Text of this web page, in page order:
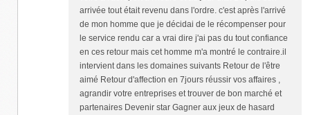
arrivée tout était revenu dans l'ordre. c'est après l'arrivé
de mon homme que je décidai de le récompenser pour
le service rendu car a vrai dire j'ai pas du tout confiance
en ces retour mais cet homme m'a montré le contraire.il
intervient dans les domaines suivants Retour de l'être
aimé Retour d'affection en 7jours réussir vos affaires ,
agrandir votre entreprises et trouver de bon marché et
partenaires Devenir star Gagner aux jeux de hasard